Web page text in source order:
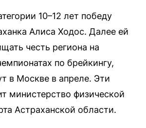
10–12 лет победу
Алиса Ходос. Далее ей
честь региона на
по брейкингу,
в Москве в апреле. Эти
министерство физической
Астраханской области.